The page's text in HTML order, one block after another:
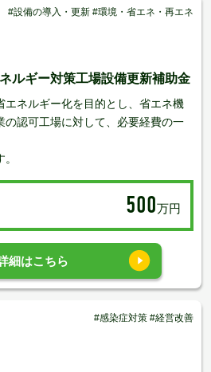
#設備の導入・更新 #環境・省エネ・再エネ
ルギー対策工場設備更新補助金
エネルギー化を目的とし、省エネ機
の認可工場に対して、必要経費の一
500万円
細はこちら
#感染症対策 #経営改善